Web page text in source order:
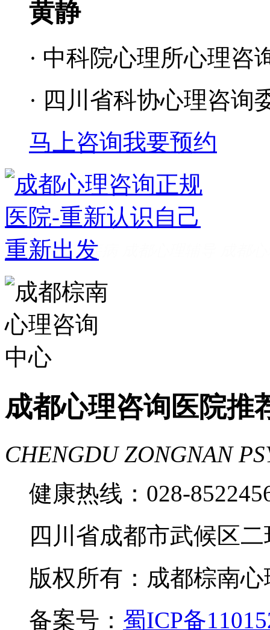
黄静
· 中科院心理所心理咨
· 四川省科协心理咨询
马上咨询我要预约
成都看心理疾病
家好 成都心理咨询推荐
费 成都心理医院哪里好
成都心理咨询医院推
CHENGDU ZONGNAN
健康热线：028-
四川省成都市武候区
版权所有：成都棕南
备案号： 蜀ICP备